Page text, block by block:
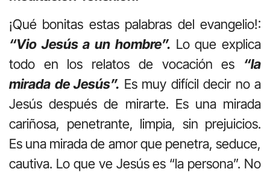
¡Qué bonitas estas palabras del evangelio!:
“Vio Jesús a un hombre”. Lo que explica
todo en los relatos de vocación es “la
mirada de Jesús”. Es muy difícil decir no a
Jesús después de mirarte. Es una mirada
cariñosa, penetrante, limpia, sin prejuicios.
Es una mirada de amor que penetra, seduce,
cautiva. Lo que ve Jesús es “la persona”. No